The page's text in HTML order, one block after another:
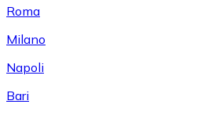
Roma
Milano
Napoli
Bari